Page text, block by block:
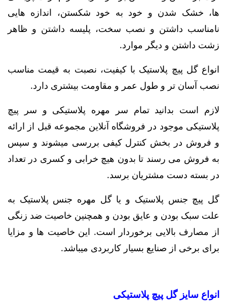
ها، خشک شدن و خود به خود شکستن، اندازه هایی
نامناسب داشتن و نصب سخت، پلیسه داشتن و ظاهر
زشت داشتن و دیگر موارد.
انواع گل پیچ پلاستیک با کیفیت، نصبت به قیمت مناسب
نصب آسان تر و طول عمر و مقاومت بیشتری دارد.
لازم است بدانید تمام سر مهره پلاستیکی و سر پیچ
پلاستیکی موجود در فروشگاه آنلاین مجموعه قبل از ارائه
و فروش در بخش کنترل کیفی بررسی میشوند و سپس
به فروش می رسند تا بدون هیچ خرابی و کسری در تعداد
در بسته دست مشتریان برسد.
گل پیچ جنس پلاستیک و یا گل مهره جنس پلاستیک به
علت سبک بودن و عایق بودن و همچنین خاصیت ضد زنگی
از مصارف بالایی برخوردار است. این خاصیت ها و مزایا
برای برخی از صنایع بسیار کاربردی میباشد.
انواع سایز گل پیچ پلاستیکی